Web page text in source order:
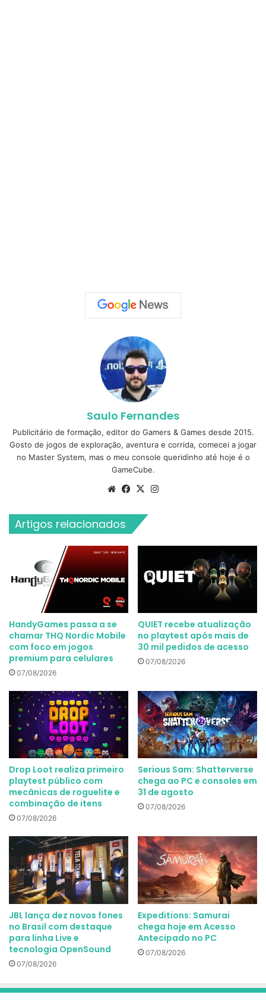
Saulo Fernandes
Publicitário de formação, editor do Gamers & Games desde 2015.
Gosto de jogos de exploração, aventura e corrida, comecei a jogar
no Master System, mas o meu console queridinho até hoje é o
GameCube.
WebsiteFacebook
X
Artigos relacionados
HandyGames passa a se
chamar THQ Nordic Mobile
com foco em jogos
premium para celulares
07/08/2026
QUIET recebe atualização
no playtest após mais de
30 mil pedidos de acesso
07/08/2026
Drop Loot realiza primeiro
playtest público com
mecânicas de roguelite e
combinação de itens
07/08/2026
Serious Sam: Shatterverse
chega ao PC e consoles em
31 de agosto
07/08/2026
JBL lança dez novos fones
no Brasil com destaque
para linha Live e
tecnologia OpenSound
07/08/2026
Expeditions: Samurai
chega hoje em Acesso
Antecipado no PC
07/08/2026